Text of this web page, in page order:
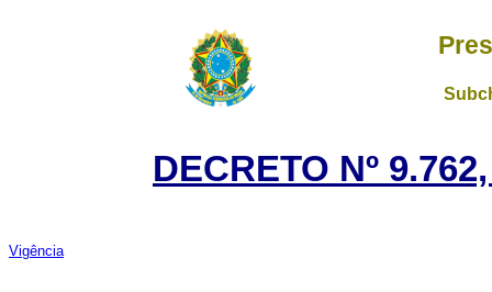
DECRETO Nº
Vigência